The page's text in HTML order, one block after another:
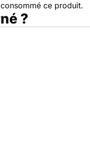
ce produit.
?